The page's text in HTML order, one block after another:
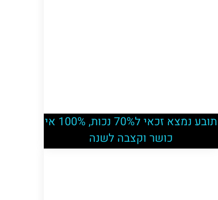
תובע נמצא זכאי ל70% נכות, 100% אי
כושר וקצבה לשנה